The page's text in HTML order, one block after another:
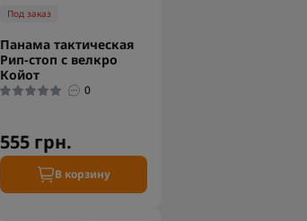
Под заказ
Панама тактическая
Рип-стоп с велкро
Койот
0
555 грн.
В корзину